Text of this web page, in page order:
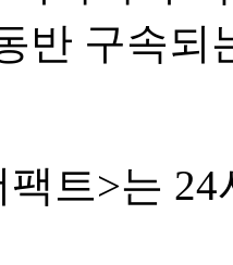
반 구속되
팩트>는